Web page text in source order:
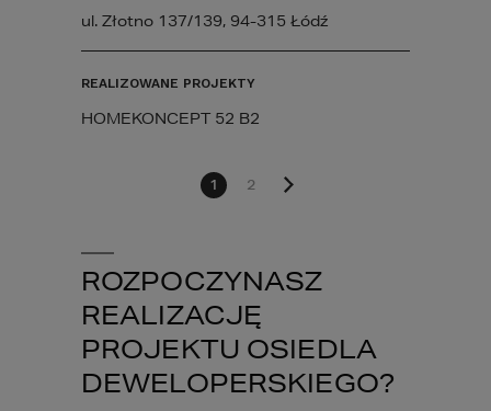
ul. Złotno 137/139, 94-315 Łódź
REALIZOWANE PROJEKTY
HOMEKONCEPT 52 B2
1 2
ROZPOCZYNASZ
REALIZACJĘ
PROJEKTU OSIEDLA
DEWELOPERSKIEGO?